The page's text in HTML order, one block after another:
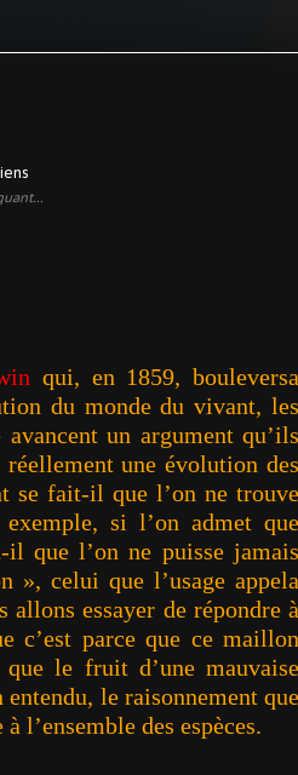
qui, en 1859, bouleversa
du monde du vivant, les
un argument qu’ils
une évolution des
se fait-il que l’on ne trouve
si l’on admet que
que l’on ne puisse jamais
», celui que l’usage appela
allons essayer de répondre à
c’est parce que ce maillon
le fruit d’une mauvaise
le raisonnement que
l’ensemble des espèces.